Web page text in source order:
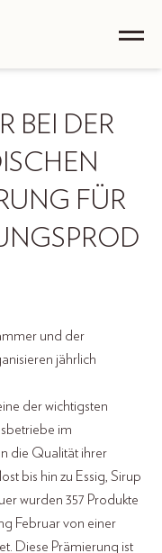
BEI DER
FÜR
und der
jährlich
der wichtigsten
im
die Qualität ihrer
bis hin zu Essig, Sirup
wurden 357 Produkte
Februar von einer
Diese Prämierung ist